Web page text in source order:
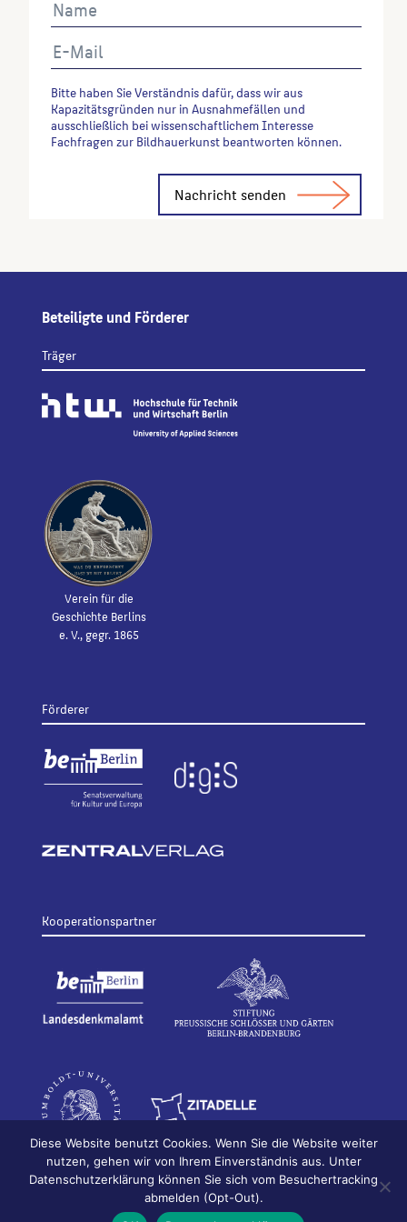
Bitte haben Sie Verständnis dafür, dass wir aus
Kapazitätsgründen nur in Ausnahmefällen und
ausschließlich bei wissenschaftlichem Interesse
Fachfragen zur Bildhauerkunst beantworten können.
Beteiligte und Förderer
Träger
Verein für die
Geschichte Berlins
e. V., gegr. 1865
Förderer
Kooperationspartner
Bildhauerei in Berlin
Impressum
Diese Website benutzt Cookies. Wenn Sie die Website weiter
nutzen, gehen wir von Ihrem Einverständnis aus. Unter
Datenschutzerklärung können Sie sich vom Besuchertracking
abmelden (Opt-Out).